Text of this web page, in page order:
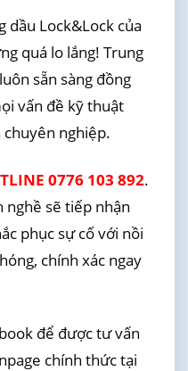
dầu Lock&Lock của
quá lo lắng! Trung
sẵn sàng đồng
vấn đề kỹ thuật
nghiệp.
0776 103 892.
sẽ tiếp nhận
phục sự cố với nồi
chính xác ngay
để được tư vấn
chính thức tại